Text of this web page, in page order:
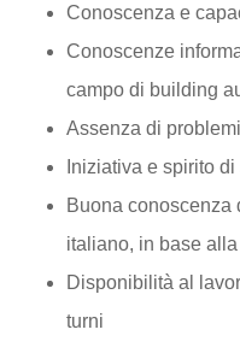
Conoscenza e
Conoscenze
campo di building
Assenza di
Iniziativa e spirito
Buona conoscenza
italiano, in base
Disponibilità al
turni